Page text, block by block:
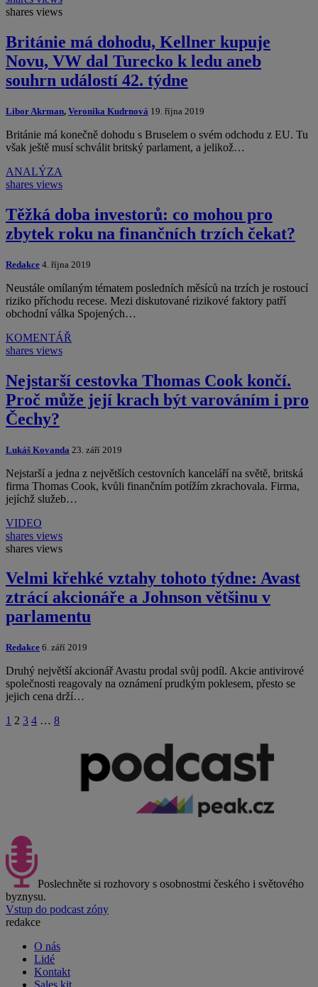
shares views
Británie má dohodu, Kellner kupuje
Novu, VW dal Turecko k ledu aneb
souhrn událostí 42. týdne
Libor Akrman, Veronika Kudrnová 19. října 2019
Británie má konečně dohodu s Bruselem o svém odchodu z EU. Tu
však ještě musí schválit britský parlament, a jelikož…
ANALÝZA
shares views
Těžká doba investorů: co mohou pro
zbytek roku na finančních trzích čekat?
Redakce 4. října 2019
Neustále omílaným tématem posledních měsíců na trzích je rostoucí
riziko příchodu recese. Mezi diskutované rizikové faktory patří
obchodní válka Spojených…
KOMENTÁŘ
shares views
Nejstarší cestovka Thomas Cook končí.
Proč může její krach být varováním i pro
Čechy?
Lukáš Kovanda 23. září 2019
Nejstarší a jedna z největších cestovních kanceláří na světě, britská
firma Thomas Cook, kvůli finančním potížím zkrachovala. Firma,
jejíchž služeb…
VIDEO
shares views
shares views
Velmi křehké vztahy tohoto týdne: Avast
ztrácí akcionáře a Johnson většinu v
parlamentu
Redakce 6. září 2019
Druhý největší akcionář Avastu prodal svůj podíl. Akcie antivirové
společnosti reagovaly na oznámení prudkým poklesem, přesto se
jejich cena drží…
1 2 3 4 … 8
Poslechněte si rozhovory s osobnostmi českého i světového
byznysu.
Vstup do podcast zóny
redakce
O nás
Lidé
Kontakt